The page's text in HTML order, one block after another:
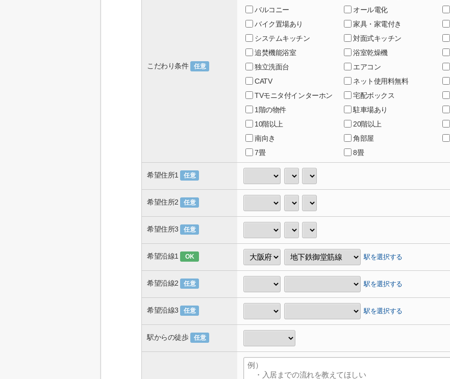
こだわり条件 任意
バルコニー
オール電化
バイク置場あり
家具・家電付き
システムキッチン
対面式キッチン
追焚機能浴室
浴室乾燥機
独立洗面台
エアコン
CATV
ネット使用料無料
TVモニタ付インターホン
宅配ボックス
1階の物件
駐車場あり
10階以上
20階以上
南向き
角部屋
7畳
8畳
希望住所1 任意
希望住所2 任意
希望住所3 任意
希望沿線1 OK 駅を選択する
希望沿線2 任意 駅を選択する
希望沿線3 任意 駅を選択する
駅からの徒歩 任意